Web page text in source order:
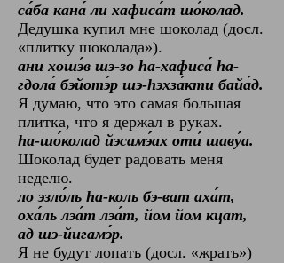
са́ба кана́ ли хафиса́т шо́колад.
Дедушка купил мне шоколад (досл.
«плитку шоколада»).
ани хошэ́в шэ-зо hа-хафиса́ hа-
гдола́ бэйотэ́р шэ-hэхза́кти байа́д.
Я думаю, что это самая большая
плитка, что я держал в руках.
hа-шо́колад йэсамэ́ах оти́ шаву́а.
Шоколад будет радовать меня
неделю.
ло эзло́ль hа-коль бэ-ват аха́т,
оха́ль лэа́т лэа́т, йом йом кцат,
ад шэ-йигамэ́р.
Я не будут лопать (досл. «жрать»)